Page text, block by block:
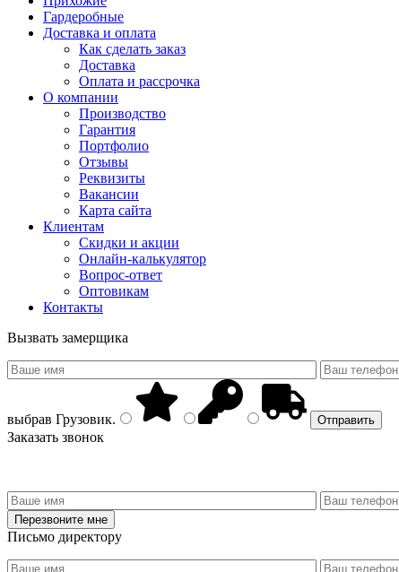
Гардеробные
Доставка и оплата
Как сделать заказ
Доставка
Оплата и рассрочка
О компании
Производство
Гарантия
Портфолио
Отзывы
Реквизиты
Вакансии
Карта сайта
Клиентам
Скидки и акции
Онлайн-калькулятор
Вопрос-ответ
Оптовикам
Контакты
Вызвать замерщика
выбрав Грузовик.
Заказать звонок
Письмо директору